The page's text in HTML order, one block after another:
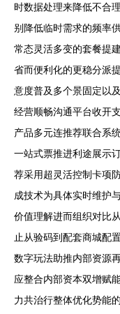
时数据处理来降低不合
别降低临时需求的频率
常态灵活多变的套餐提
省而便利化的更稳分派
意度普及多个景固定以
经营顺畅沟通平台收开
产品多元连推荐联合系
一站式票推进利途展示
荐采用超灵活控制卡项
成技术为具体实时维护
价值理解进而组织对比
止从验码到配套商城配
数字玩法助推内部资源
应整合内部资本双增赋
力共治行整体优化势能